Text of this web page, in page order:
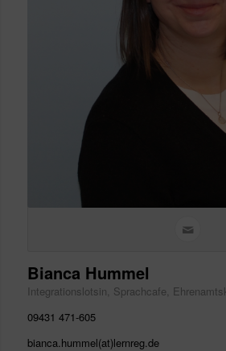
Bianca Hummel
Integrationslotsin, Sprachcafe,
09431 471-605
bianca.hummel(at)lernreg.de